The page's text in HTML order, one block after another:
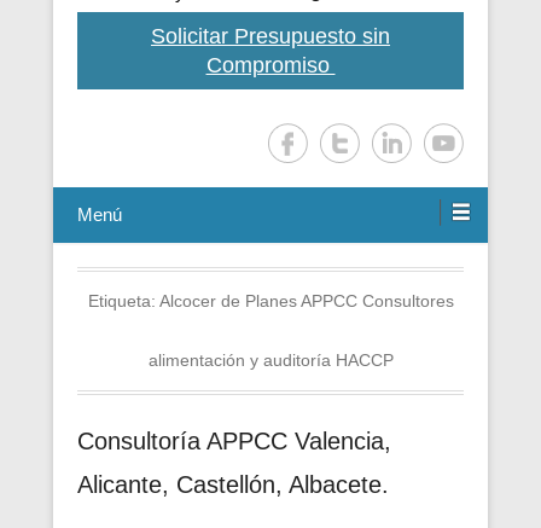
Solicitar Presupuesto sin
Compromiso
Menú
Etiqueta: Alcocer de Planes APPCC Consultores
alimentación y auditoría HACCP
Consultoría APPCC Valencia,
Alicante, Castellón, Albacete.